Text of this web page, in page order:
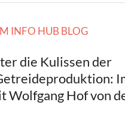
INFO HUB BLOG
die Kulissen der
Wolfgang Hof von